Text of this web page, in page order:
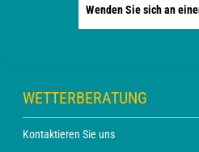
Wenden Sie sich an
WETTERBERATUNG
Kontaktieren Sie uns